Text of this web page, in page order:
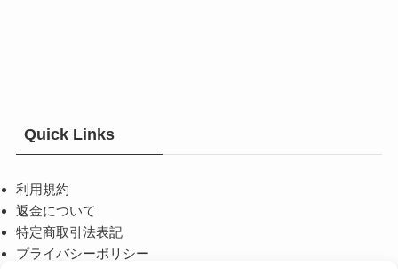
Quick Links
利用規約
返金について
特定商取引法表記
プライバシーポリシー